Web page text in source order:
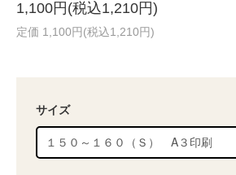
1,100円(税込1,210円)
定価 1,100円(税込1,210円)
サイズ